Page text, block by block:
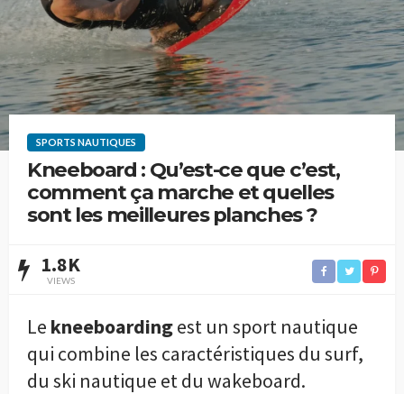
SPORTS NAUTIQUES
Kneeboard : Qu’est-ce que c’est,
comment ça marche et quelles
sont les meilleures planches ?
1.8K
VIEWS
Le kneeboardingest un sport nautique
qui combine les caractéristiques du surf,
du ski nautique et du wakeboard.